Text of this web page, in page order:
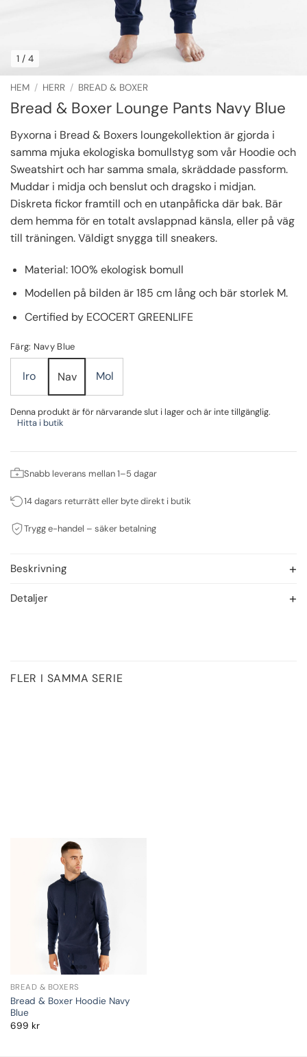
1 / 4
HEM / HERR / BREAD & BOXER
Bread & Boxer Lounge Pants Navy Blue
Byxorna i Bread & Boxers loungekollektion är gjorda i
samma mjuka ekologiska bomullstyg som vår Hoodie och
Sweatshirt och har samma smala, skräddade passform.
Muddar i midja och benslut och dragsko i midjan.
Diskreta fickor framtill och en utanpåficka där bak. Bär
dem hemma för en totalt avslappnad känsla, eller på väg
till träningen. Väldigt snygga till sneakers.
Material: 100% ekologisk bomull
Modellen på bilden är 185 cm lång och bär storlek M.
Certified by ECOCERT GREENLIFE
Färg: Navy Blue
Iro Nav Mol
Denna produkt är för närvarande slut i lager och är inte tillgänglig.
Hitta i butik
Snabb leverans mellan 1–5 dagar
14 dagars returrätt eller byte direkt i butik
Trygg e-handel – säker betalning
Beskrivning
Detaljer
FLER I SAMMA SERIE
BREAD & BOXERS
Bread & Boxer Hoodie Navy
Blue
699 kr